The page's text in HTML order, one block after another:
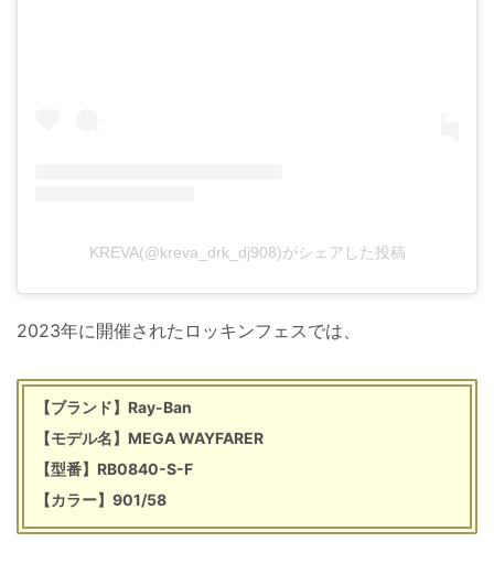
KREVA(@kreva_drk_dj908)がシェアした投稿
2023年に開催されたロッキンフェスでは、
【ブランド】Ray-Ban
【モデル名】MEGA WAYFARER
【型番】RB0840-S-F
【カラー】901/58